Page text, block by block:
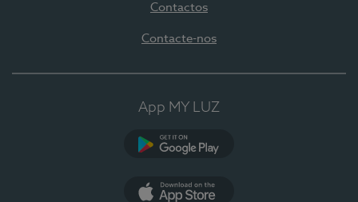
Contactos
Contacte-nos
App MY LUZ